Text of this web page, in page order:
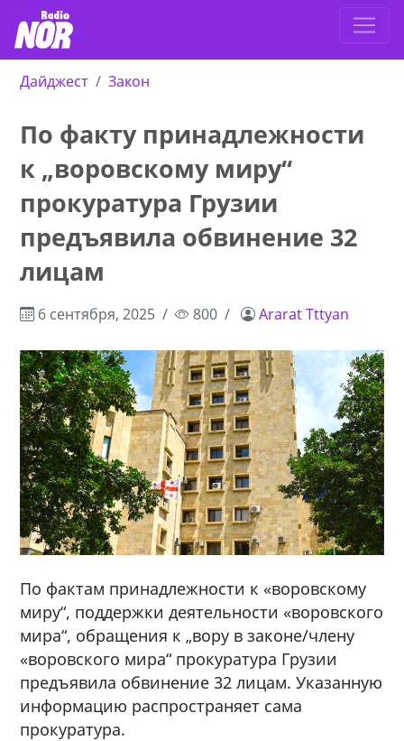
Дайджест Закон
По факту принадлежности
к „воровскому миру“
прокуратура Грузии
предъявила обвинение 32
лицам
6 сентября, 2025 800 Ararat Tttyan
По фактам принадлежности к «воровскому
миру“, поддержки деятельности «воровского
мира“, обращения к „вору в законе/члену
«воровского мира“ прокуратура Грузии
предъявила обвинение 32 лицам. Указанную
информацию распространяет сама
прокуратура.